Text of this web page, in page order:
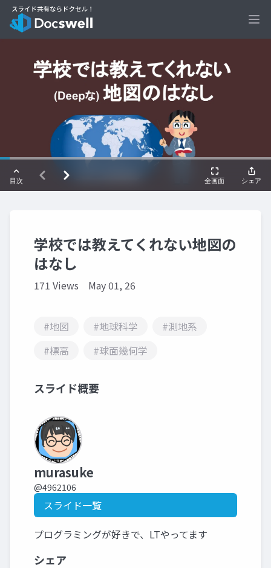
学校では教えてくれない地図の
はなし
171 Views May 01, 26
#地図 #地球科学
#測地系
#標高
#球面幾何学
スライド概要
murasuke
@4962106
スライド一覧
プログラミングが好きで、LTやってます
シェア